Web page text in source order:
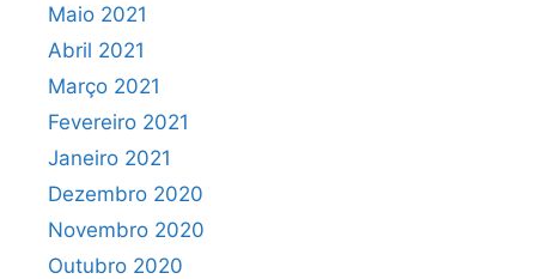
Maio 2021
Abril 2021
Março 2021
Fevereiro 2021
Janeiro 2021
Dezembro 2020
Novembro 2020
Outubro 2020